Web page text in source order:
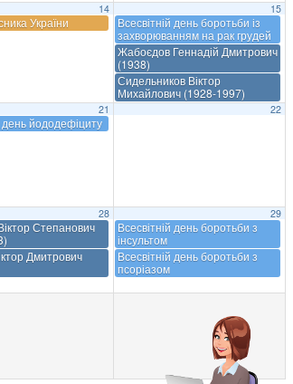
14
України
15
Всесвітній день боротьби із
захворюванням на рак грудей
Жабоєдов Геннадій Дмитрович
(1938)
Сидельников Віктор
Михайлович (1928-1997)
21
день йододефіциту
22
28
Степанович
Дмитрович
29
Всесвітній день боротьби з
інсультом
Всесвітній день боротьби з
псоріазом